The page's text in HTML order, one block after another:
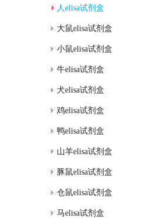
人elisa试剂盒
大鼠elisa试剂盒
小鼠elisa试剂盒
牛elisa试剂盒
犬elisa试剂盒
鸡elisa试剂盒
鸭elisa试剂盒
山羊elisa试剂盒
豚鼠elisa试剂盒
仓鼠elisa试剂盒
马elisa试剂盒